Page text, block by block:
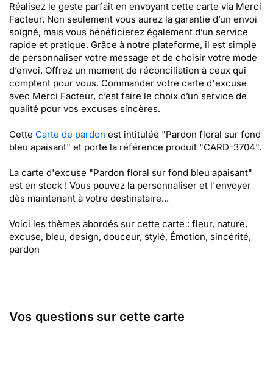
Réalisez le geste parfait en envoyant cette carte via Merci
Facteur. Non seulement vous aurez la garantie d’un envoi
soigné, mais vous bénéficierez également d’un service
rapide et pratique. Grâce à notre plateforme, il est simple
de personnaliser votre message et de choisir votre mode
d’envoi. Offrez un moment de réconciliation à ceux qui
comptent pour vous. Commander votre carte d'excuse
avec Merci Facteur, c’est faire le choix d’un service de
qualité pour vos excuses sincères.
Cette Carte de pardon est intitulée "Pardon floral sur fond
bleu apaisant" et porte la référence produit "CARD-3704".
La carte d'excuse "Pardon floral sur fond bleu apaisant"
est en stock ! Vous pouvez la personnaliser et l'envoyer
dès maintenant à votre destinataire...
Voici les thèmes abordés sur cette carte : fleur, nature,
excuse, bleu, design, douceur, stylé, Émotion, sincérité,
pardon
Vos questions sur cette carte